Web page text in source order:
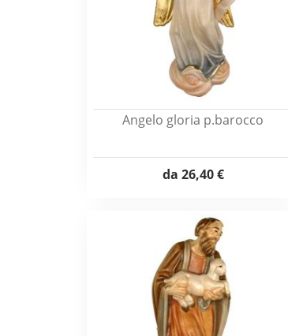
Angelo gloria p.barocco
da 26,40 €